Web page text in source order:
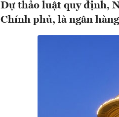
Dự thảo luật quy định,
Chính phủ, là ngân